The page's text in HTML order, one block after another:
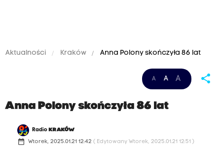
Aktualności Kraków Anna Polony skończyła 86 lat
A A A share
Anna Polony skończyła 86 lat
Radio KRAKÓW
date_range Wtorek, 2025.01.21 12:42 ( Edytowany Wtorek, 2025.01.21 12:51 )